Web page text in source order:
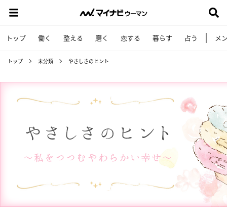
トップ 働く 整える 磨く 恋する 暮らす 占う メ
トップ 未分類 やさしさのヒント